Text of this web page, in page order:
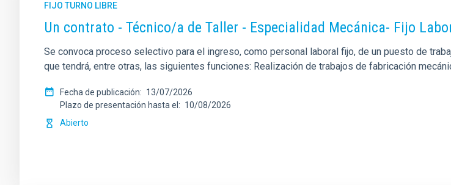
FIJO TURNO LIBRE
Un contrato - Técnico/a de Taller - Especialidad Mecánica- Fijo
Se convoca proceso selectivo para el ingreso, como personal laboral fijo, de un puesto de
que tendrá, entre otras, las siguientes funciones: Realización de trabajos de fabricación
Fecha de publicación
13/07/2026
Plazo de presentación hasta el
10/08/2026
Abierto